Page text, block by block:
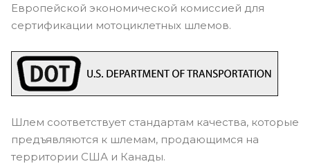
Европейской экономической комиссией для
сертификации мотоциклетных шлемов.
Шлем соответствует стандартам качества, которые
предъявляются к шлемам, продающимся на
территории США и Канады.